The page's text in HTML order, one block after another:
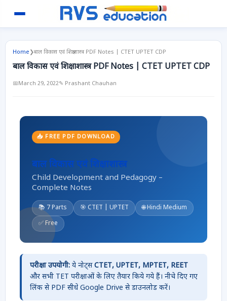
Home ❯बाल विकास एवं शिक्षाशास्त्र PDF Notes | CTET UPTET CDP
बाल विकास एवं शिक्षाशास्त्र PDF Notes | CTET UPTET CDP
📅March 29, 2022✎ Prashant Chauhan
📥 FREE PDF DOWNLOAD
बाल विकास एवं शिक्षाशास्त्र
Child Development and Pedagogy –
Complete Notes
📚 7 Parts 🎯 CTET | UPTET
🌐 Hindi Medium
✅ Free
परीक्षा उपयोगी: ये नोट्सCTET, UPTET, MPTET, REET
और सभी TET परीक्षाओं के लिए तैयार किये गये हैं। नीचे दिए गए
लिंक से PDF सीधे Google Drive से डाउनलोड करें।